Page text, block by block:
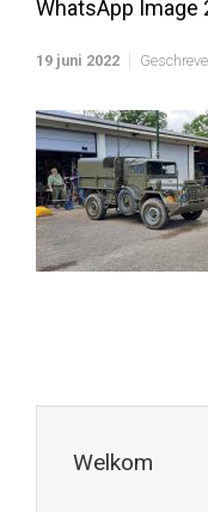
WhatsApp Image
19 juni 2022
Welkom